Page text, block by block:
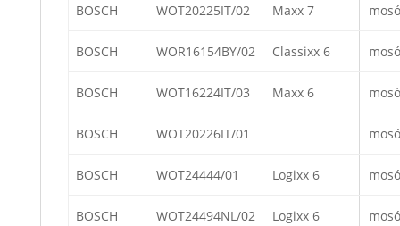
BOSCH WOT20225IT/02 Maxx 7
BOSCH WOR16154BY/02 Classixx 6
BOSCH WOT16224IT/03 Maxx 6
BOSCH WOT20226IT/01
BOSCH WOT24444/01 Logixx 6
BOSCH WOT24494NL/02 Logixx 6